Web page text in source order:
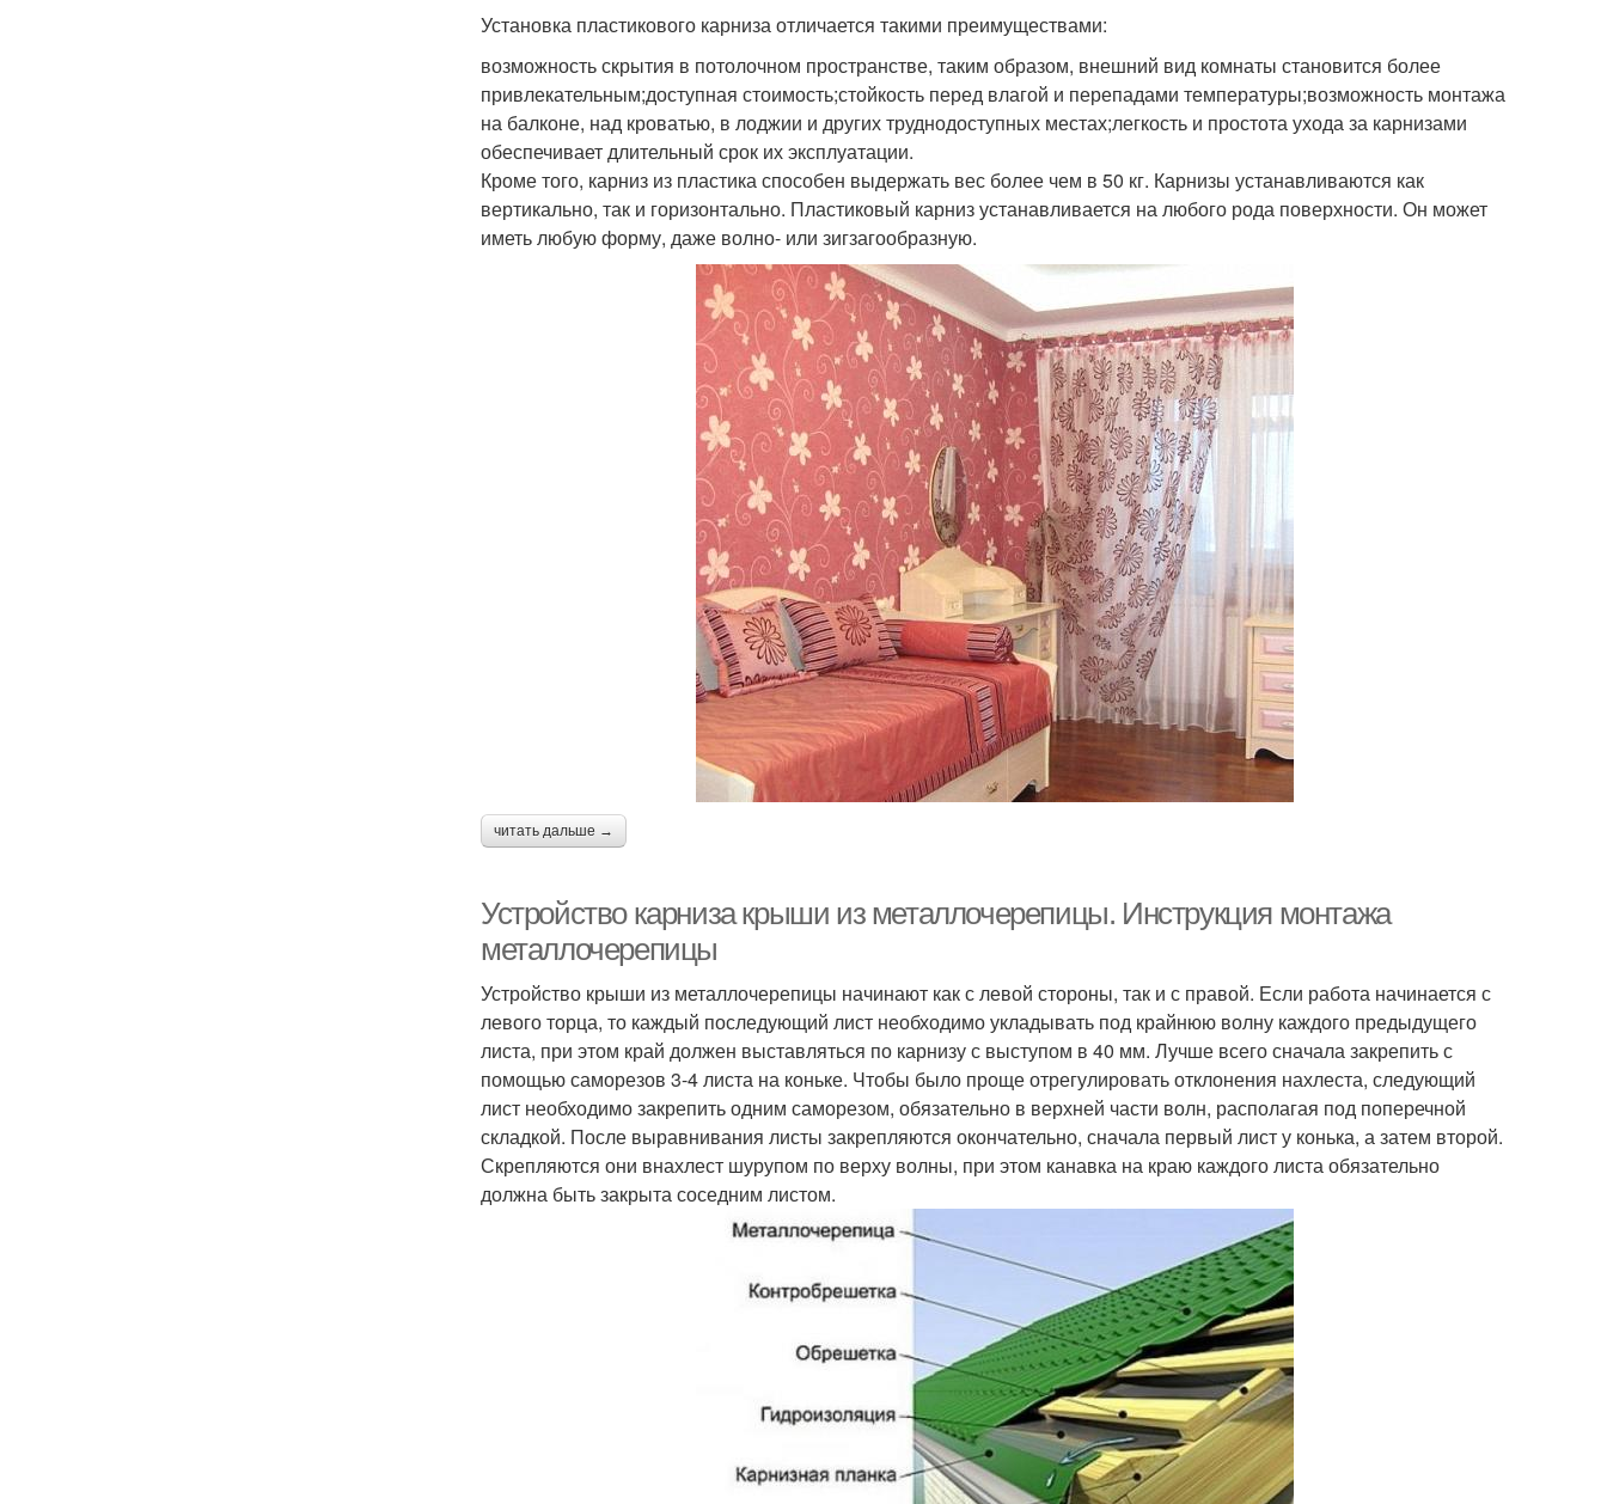
Установка пластикового карниза отличается такими преимуществами:
возможность скрытия в потолочном пространстве, таким образом, внешний вид комнаты становится более
привлекательным;доступная стоимость;стойкость перед влагой и перепадами температуры;возможность монтажа
на балконе, над кроватью, в лоджии и других труднодоступных местах;легкость и простота ухода за карнизами
обеспечивает длительный срок их эксплуатации.
Кроме того, карниз из пластика способен выдержать вес более чем в 50 кг. Карнизы устанавливаются как
вертикально, так и горизонтально. Пластиковый карниз устанавливается на любого рода поверхности. Он может
иметь любую форму, даже волно- или зигзагообразную.
читать дальше →
Устройство карниза крыши из металлочерепицы. Инструкция монтажа
металлочерепицы
Устройство крыши из металлочерепицы начинают как с левой стороны, так и с правой. Если работа начинается с
левого торца, то каждый последующий лист необходимо укладывать под крайнюю волну каждого предыдущего
листа, при этом край должен выставляться по карнизу с выступом в 40 мм. Лучше всего сначала закрепить с
помощью саморезов 3-4 листа на коньке. Чтобы было проще отрегулировать отклонения нахлеста, следующий
лист необходимо закрепить одним саморезом, обязательно в верхней части волн, располагая под поперечной
складкой. После выравнивания листы закрепляются окончательно, сначала первый лист у конька, а затем второй.
Скрепляются они внахлест шурупом по верху волны, при этом канавка на краю каждого листа обязательно
должна быть закрыта соседним листом.